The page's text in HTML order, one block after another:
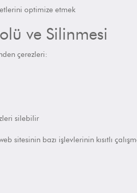
optimize etmek
ve Silinmesi
çerezleri:
silebilir
sitesinin bazı işlevlerinin kısıtlı